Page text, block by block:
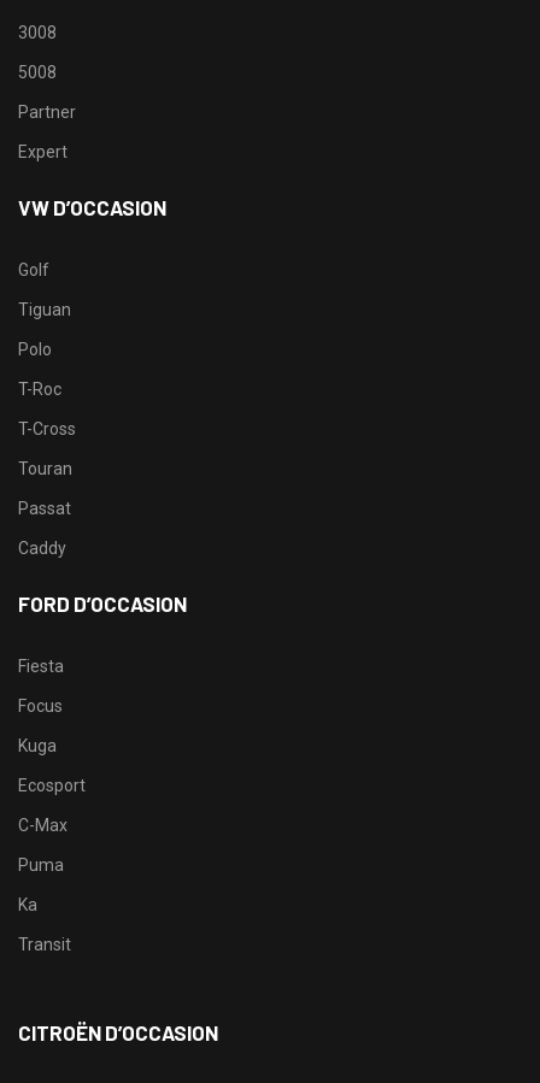
3008
5008
Partner
Expert
VW D’OCCASION
Golf
Tiguan
Polo
T-Roc
T-Cross
Touran
Passat
Caddy
FORD D’OCCASION
Fiesta
Focus
Kuga
Ecosport
C-Max
Puma
Ka
Transit
CITROËN D’OCCASION